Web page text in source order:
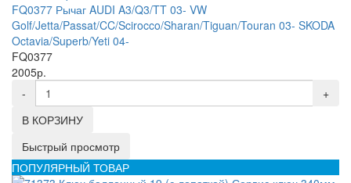
FQ0377 Рычаг AUDI A3/Q3/TT 03- VW
Golf/Jetta/Passat/CC/Scirocco/Sharan/Tiguan/Touran 03- SKODA
Octavia/Superb/Yeti 04-
FQ0377
2005р.
-
+
В КОРЗИНУ
Быстрый просмотр
ПОПУЛЯРНЫЙ ТОВАР